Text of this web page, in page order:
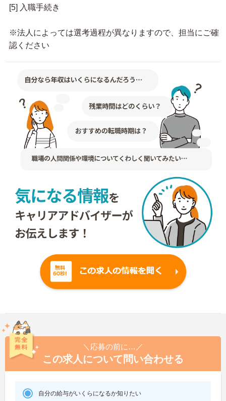
[5] 入職手続き
※法人によっては選考過程が異なりますので、担当にご確
認ください
＼応募の前に…／
この求人について問い合わせる
自分の給与がいくらになるか知りたい